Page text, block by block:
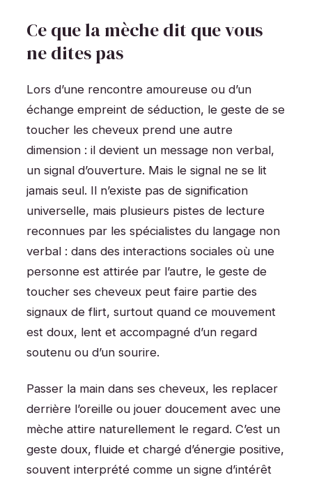
Ce que la mèche dit que vous
ne dites pas
Lors d’une rencontre amoureuse ou d’un
échange empreint de séduction, le geste de se
toucher les cheveux prend une autre
dimension : il devient un message non verbal,
un signal d’ouverture. Mais le signal ne se lit
jamais seul. Il n’existe pas de signification
universelle, mais plusieurs pistes de lecture
reconnues par les spécialistes du langage non
verbal : dans des interactions sociales où une
personne est attirée par l’autre, le geste de
toucher ses cheveux peut faire partie des
signaux de flirt, surtout quand ce mouvement
est doux, lent et accompagné d’un regard
soutenu ou d’un sourire.
Passer la main dans ses cheveux, les replacer
derrière l’oreille ou jouer doucement avec une
mèche attire naturellement le regard. C’est un
geste doux, fluide et chargé d’énergie positive,
souvent interprété comme un signe d’intérêt